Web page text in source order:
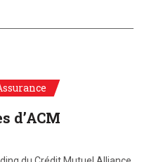
d’ACM